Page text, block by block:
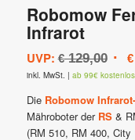
Robomow
Infrarot
UVP: €129,00
war:
€
€
inkl. MwSt. | ab 99€
Die Robomow
Mähroboter der RS&
(RM 510, RM 400,